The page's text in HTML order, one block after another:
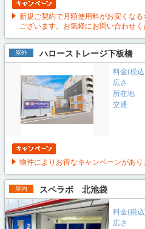
新規ご契約で月額使用料がお安くな
ございます。お気軽にお問い合わせく
屋外 ハローストレージ下板橋
料金(税
広さ
所在地
交通
物件によりお得なキャンペーンがあり
屋内 スペラボ 北池袋
料金(税
広さ